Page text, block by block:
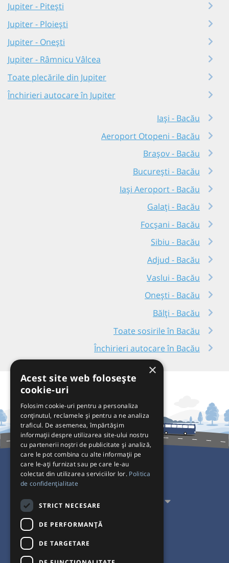
Jupiter - Pitești
Jupiter - Ploiești
Jupiter - Onești
Jupiter - Râmnicu Vâlcea
Toate plecările din Jupiter
Închirieri autocare în Jupiter
Iași - Bacău
Aeroport Otopeni - Bacău
Brașov - Bacău
București - Bacău
Iași Aeroport - Bacău
Galați - Bacău
Focșani - Bacău
Sibiu - Bacău
Adjud - Bacău
Vaslui - Bacău
Onești - Bacău
Bălți - Bacău
Toate sosirile în Bacău
Închirieri autocare în Bacău
Pentru Călători
Pentru Transportatori
Interacționăm
Acceptăm plăți cu
×
Acest site web folosește
cookie-uri
Folosim cookie-uri pentru a personaliza
conținutul, reclamele și pentru a ne analiza
traficul. De asemenea, împărtășim
informații despre utilizarea site-ului nostru
cu partenerii noștri de publicitate și analiză,
care le pot combina cu alte informații pe
care le-ați furnizat sau pe care le-au
colectat din utilizarea serviciilor lor. Politica
de confidențialitate
STRICT NECESARE
DE PERFORMANȚĂ
DE TARGETARE